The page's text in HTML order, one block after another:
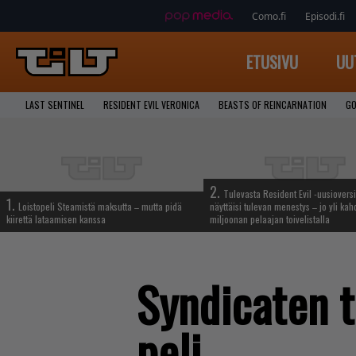
Como.fi Episodi.fi
ETUSIVU
LAST SENTINEL RESIDENT EVIL VERONICA BEASTS OF REINCARNATION
1. Loistopeli Steamistä maksutta – mutta pidä
kiirettä lataamisen kanssa
2. Tulevasta Resident Evil -
näyttäisi tulevan menestys – jo yli
miljoonan pelaajan toivelistalla
Syndicaten